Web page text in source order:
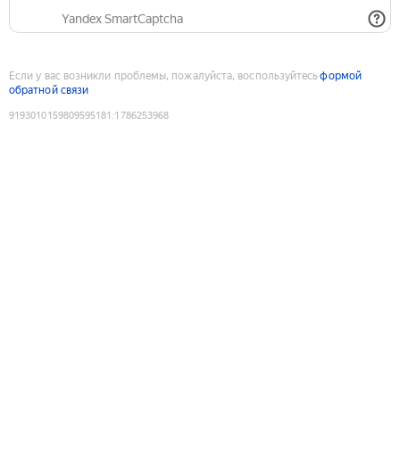
Yandex SmartCaptcha
Если у вас возникли проблемы, пожалуйста, воспользуйтесьформой
обратной связи
9193010159809595181 :1786253968